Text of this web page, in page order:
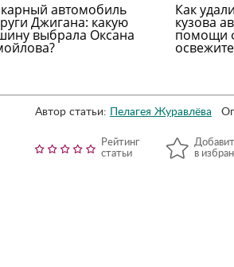
автомобиль
Джигана: какую
выбрала Оксана
Как
кузова
помощи
Автор статьи: Пелагея Журавлёва
Рейтинг
статьи
в